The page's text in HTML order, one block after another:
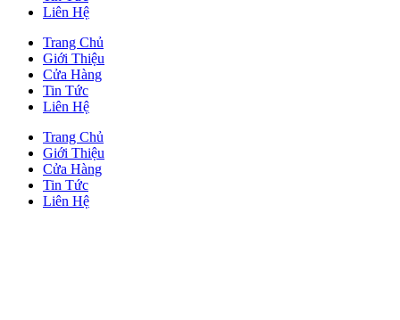
Liên Hệ
Trang Chủ
Giới Thiệu
Cửa Hàng
Tin Tức
Liên Hệ
Trang Chủ
Giới Thiệu
Cửa Hàng
Tin Tức
Liên Hệ